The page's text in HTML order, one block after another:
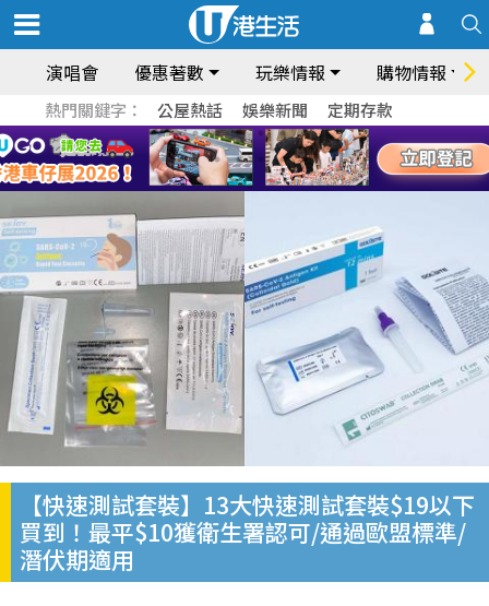
演唱會 優惠著數 玩樂情報 購物情報
熱門關鍵字： 公屋熱話 娛樂新聞 定期存款
【快速測試套裝】13大快速測試套裝$19以下
買到！最平$10獲衛生署認可/通過歐盟標準/
潛伏期適用